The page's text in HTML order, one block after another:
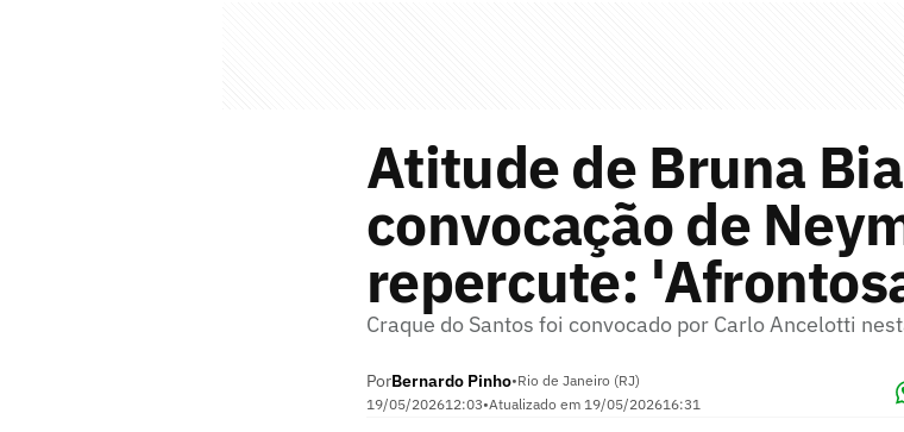
Atitude de Bruna
convocação de
repercute:
Craque do Santos foi convocado por Carlo Ancelotti
PorBernardo Pinho•Rio de Janeiro (RJ)
19/05/202612:03•Atualizado em 19/05/202616:31